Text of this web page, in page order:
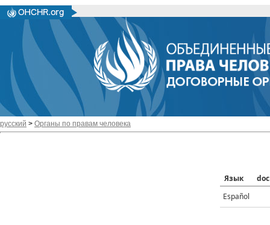
русский > Органы по правам человека
Язык
doc
Español